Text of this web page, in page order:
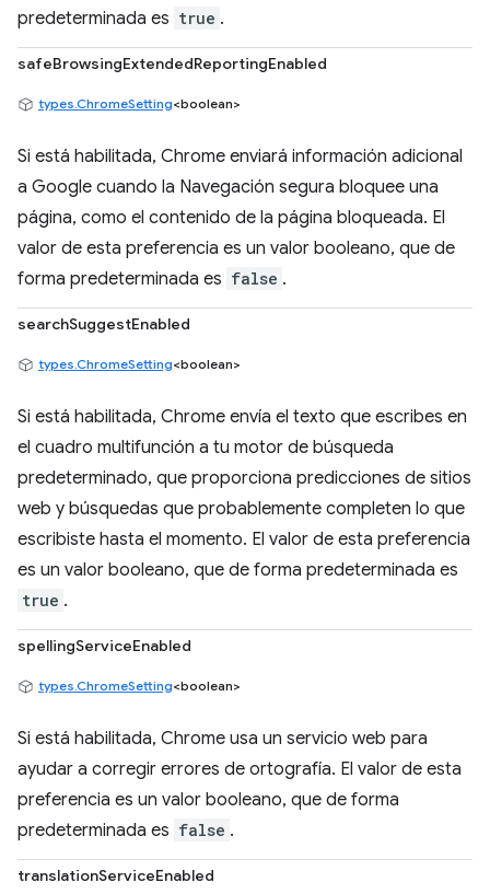
predeterminada es true .
safeBrowsingExtendedReportingEnabled
types.ChromeSetting<boolean>
Si está habilitada, Chrome enviará información adicional
a Google cuando la Navegación segura bloquee una
página, como el contenido de la página bloqueada. El
valor de esta preferencia es un valor booleano, que de
forma predeterminada es false .
searchSuggestEnabled
types.ChromeSetting<boolean>
Si está habilitada, Chrome envía el texto que escribes en
el cuadro multifunción a tu motor de búsqueda
predeterminado, que proporciona predicciones de sitios
web y búsquedas que probablemente completen lo que
escribiste hasta el momento. El valor de esta preferencia
es un valor booleano, que de forma predeterminada es
true .
spellingServiceEnabled
types.ChromeSetting<boolean>
Si está habilitada, Chrome usa un servicio web para
ayudar a corregir errores de ortografía. El valor de esta
preferencia es un valor booleano, que de forma
predeterminada es false .
translationServiceEnabled